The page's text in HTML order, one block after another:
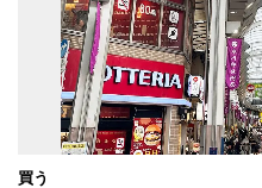
買う